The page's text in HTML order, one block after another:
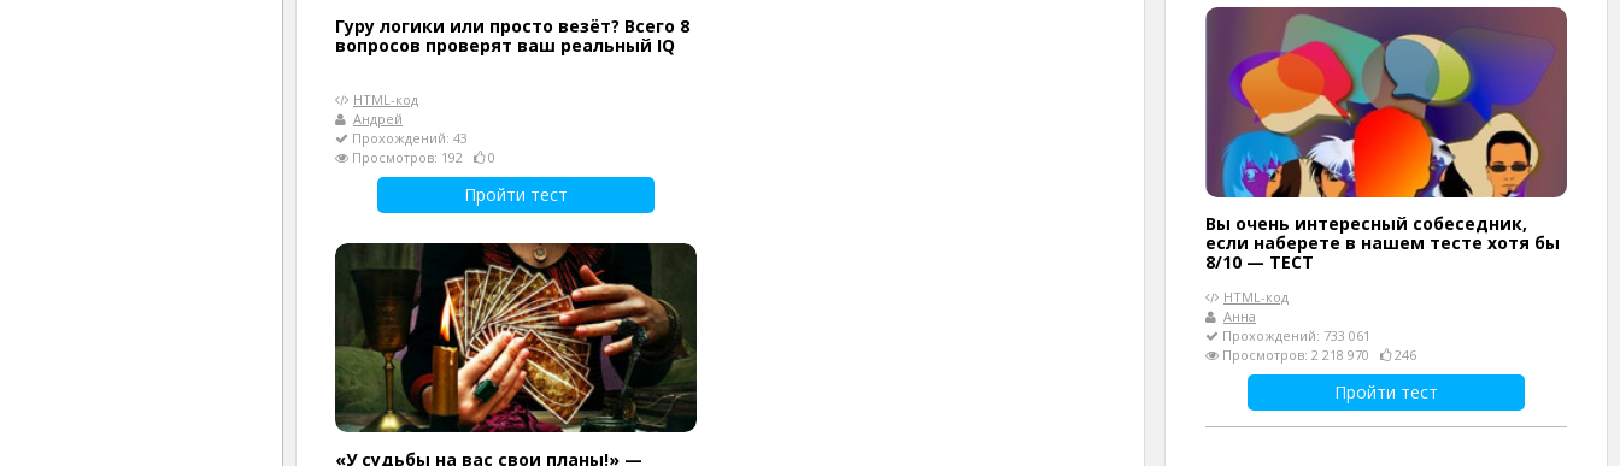
Гуру логики или просто везёт? Всего 8
вопросов проверят ваш реальный IQ
HTML-код
Андрей
Прохождений: 43
Просмотров: 192
0
Пройти тест
«У судьбы на вас свои планы!» —
Вы очень интересный собеседник,
если наберете в нашем тесте хотя бы
8/10 — ТЕСТ
HTML-код
Анна
Прохождений: 733 061
Просмотров: 2 218 970
246
Пройти тест